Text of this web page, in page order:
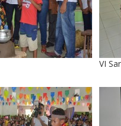
VI